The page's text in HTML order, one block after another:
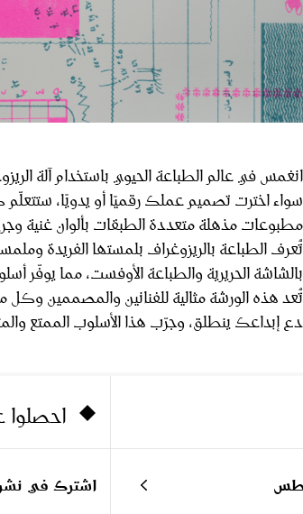
انغمس في عالم الطباعة الحيوي باستخدام آلة
سواء اخترت تصميم عملك رقميًا أو يدويًا، ستتعلّم
مطبوعات مذهلة متعددة الطبقات بألوان غنية
تُعرف الطباعة بالريزوغراف بلمستها الفريدة
بالشاشة الحريرية والطباعة الأوفست، مما يوفّر
تُعد هذه الورشة مثالية للفنانين والمصممين
دع إبداعك ينطلق، وجرّب هذا الأسلوب الممتع
اشترك في